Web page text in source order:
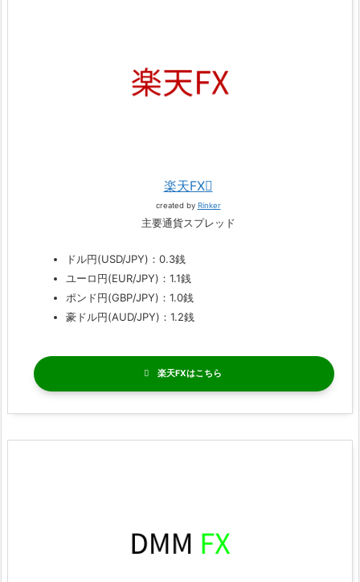
楽天FX
created by Rinker
主要通貨スプレッド
ドル円(USD/JPY)：0.3銭
ユーロ円(EUR/JPY)：1.1銭
ポンド円(GBP/JPY)：1.0銭
豪ドル円(AUD/JPY)：1.2銭
楽天FX